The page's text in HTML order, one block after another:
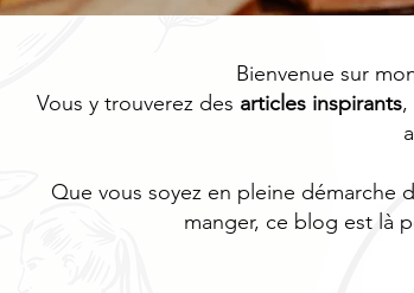
Bienvenue sur
Vous y trouverez des articles inspirants,
Que vous soyez en pleine démarche
manger, ce blog est là